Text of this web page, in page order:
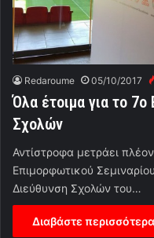
Redaroume 05/10/2017
Όλα έτοιμα για το 7ο
Σχολών
Αντίστροφα μετράει
Επιμορφωτικού
Διεύθυνση Σχολών του…
Διαβάστε περισσότερα